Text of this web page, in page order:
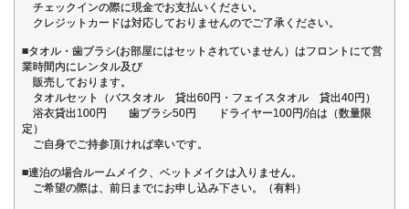
チェックインの際に現金でお支払いください。
クレジットカードは対応しておりませんのでご了承ください。
■タオル・歯ブラシ(お部屋にはセットされていません）はフロントにて営
業時間内にレンタル及び
販売しております。
タオルセット（バスタオル 貸出60円・フェイスタオル 貸出40円）
浴衣貸出100円 歯ブラシ50円 ドライヤー100円/泊は（数量限
定）
ご自身でご持参頂ければ幸いです。
■連泊の場合ルームメイク、ベットメイクは入りません。
ご希望の際は、前日までにお申し込み下さい。（有料）